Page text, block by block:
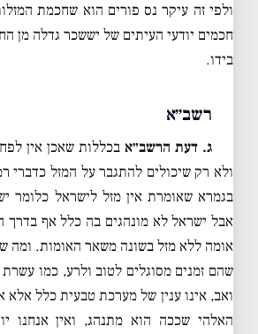
ולפי זה עיקר נס פורים הוא שחכמת
חכמים יודעי העיתים של יששכר גדלה מן
בידו.
רשב״א
ג. דעת הרשב״אבכללות שאכן אין
ולא רק שיכולים להתגבר על המזל כדברי
בגמרא שאומרת אין מזל לישראל כלומר
אבל ישראל לא מונהגים בה כלל אף בדרך
אומה ללא מזל בשונה משאר האומות. ומה
שהם זמנים מסוגלים לטוב ולרע, כמו
ואב, אינו ענין של מערכת טבעית כלל אלא
האלהי שככה הוא מתנהג, ואין אנחנו